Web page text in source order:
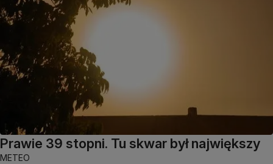
Prawie 39 stopni. Tu skwar był największy
METEO